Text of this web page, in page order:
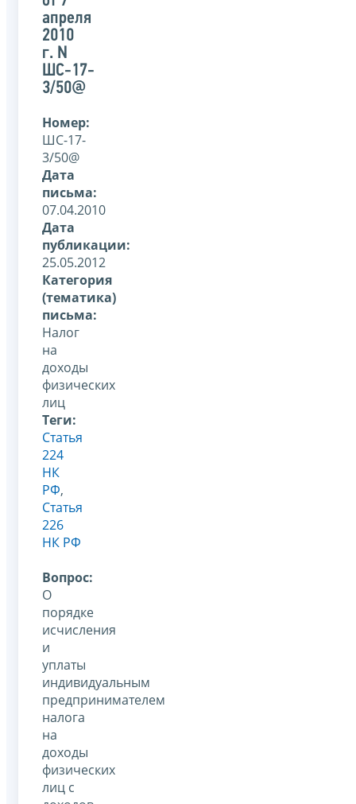
апреля
2010
г. N
ШС-17-
3/50@
Номер:
ШС-17-
3/50@
Дата
письма:
07.04.2010
Дата
публикации:
25.05.2012
Категория
(тематика)
письма:
Налог
на
доходы
физических
лиц
Теги:
Статья
224
НК
РФ,
Статья
226
НК РФ
Вопрос:
О
порядке
исчисления
и
уплаты
индивидуальным
предпринимателем
налога
на
доходы
физических
лиц с